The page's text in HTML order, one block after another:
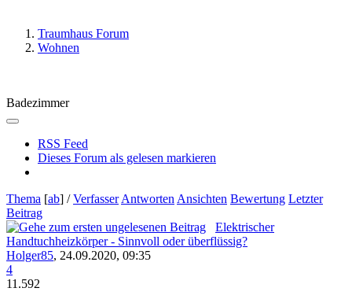
Traumhaus Forum
Wohnen
Badezimmer
RSS Feed
Dieses Forum als gelesen markieren
Thema [ab] /Verfasser Antworten Ansichten Bewertung Letzter
Beitrag
Elektrischer
Handtuchheizkörper - Sinnvoll oder überflüssig?
Holger85, 24.09.2020, 09:35
4
11.592